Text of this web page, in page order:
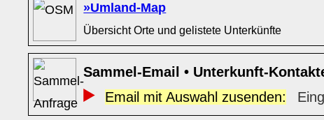
»Umland-Map
Übersicht Orte und gelistete Unterkünfte
Sammel-Email • Unterkunft-
Email mit Auswahl zusenden: